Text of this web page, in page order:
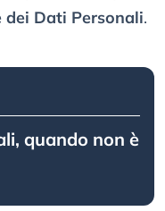
dei Dati Personali.
quando non è